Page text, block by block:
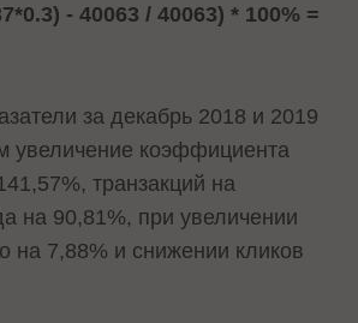
- 40063 / 40063) * 100% =
за декабрь 2018 и 2019
увеличение коэффициента
транзакций на
на 90,81%, при увеличении
на 7,88% и снижении кликов